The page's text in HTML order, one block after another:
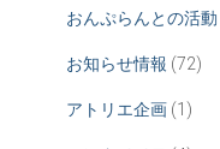
おんぷらんとの活動
お知らせ情報 (72)
アトリエ企画 (1)